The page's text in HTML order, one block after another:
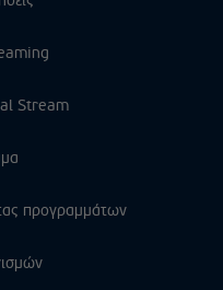
Stream
προγραμμάτων